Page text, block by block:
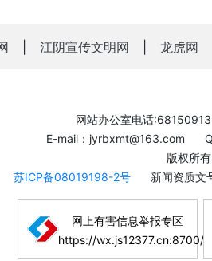
江阴宣传文明网 龙虎网
网站办公室电话:68150913
E-mail：jyrbxmt@163.com
版权所
苏ICP备08019198-2号
新闻资质
网上有害信息举报专区
https://wx.js12377.cn:8700/